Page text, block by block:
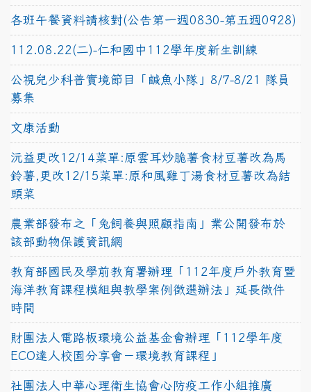
各班午餐資料請核對(公告第一週0830-第五週0928)
112.08.22(二)-仁和國中112學年度新生訓練
公視兒少科普實境節目「鹹魚小隊」8/7-8/21 隊員
募集
文康活動
沅益更改12/14菜單:原雲耳炒脆薯食材豆薯改為馬
鈴薯,更改12/15菜單:原和風雞丁湯食材豆薯改為結
頭菜
農業部發布之「兔飼養與照顧指南」業公開發布於
該部動物保護資訊網
教育部國民及學前教育署辦理「112年度戶外教育暨
海洋教育課程模組與教學案例徵選辦法」延長徵件
時間
財團法人電路板環境公益基金會辦理「112學年度
ECO達人校園分享會－環境教育課程」
社團法人中華心理衛生協會心防疫工作小組推廣